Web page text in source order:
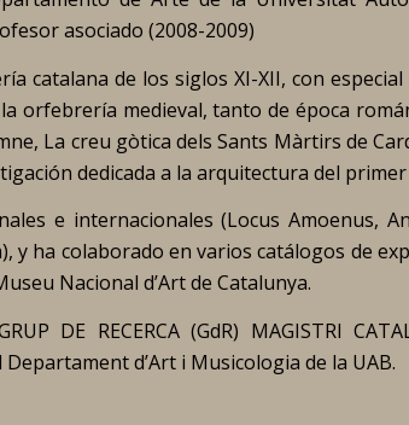
asociado (2008-2009)
catalana de los siglos XI-XII, con especial
orfebrería medieval, tanto de época
La creu gòtica dels Sants Màrtirs de
dedicada a la arquitectura del
e internacionales (Locus Amoenus,
), y ha colaborado en varios catálogos de
Nacional d’Art de Catalunya.
DE RECERCA (GdR) MAGISTRI
d’Art i Musicologia de la UAB.